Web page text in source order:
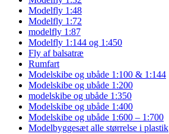
Modelfly 1:48
Modelfly 1:72
modelfly 1:87
Modelfly 1:144 og 1:450
Fly af balsatræ
Rumfart
Modelskibe og ubåde 1:100 & 1:144
Modelskibe og ubåde 1:200
modelskibe og ubåde 1:350
Modelskibe og ubåde 1:400
Modelskibe og ubåde 1:600 – 1:700
Modelbyggesæt alle størrelse i plastik